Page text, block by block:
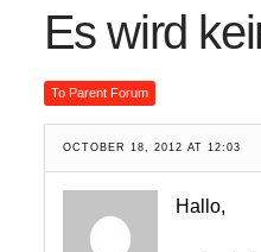
Es wird
To Parent Forum
OCTOBER 18, 2012 AT 12:03
Hallo,